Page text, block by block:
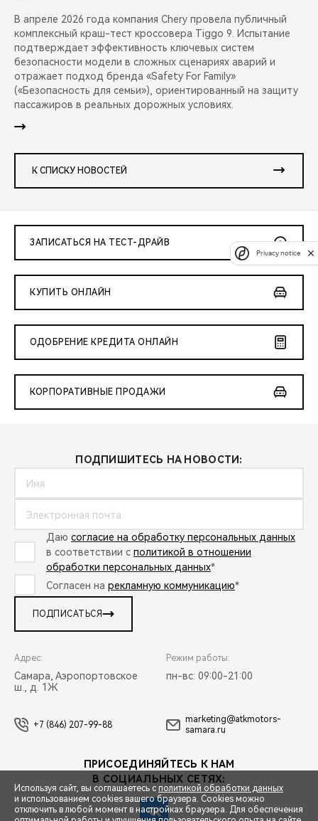
В апреле 2026 года компания Chery провела публичный
комплексный краш-тест кроссовера Tiggo 9. Испытание
подтверждает эффективность ключевых систем
безопасности модели в сложных сценариях аварий и
отражает подход бренда «Safety For Family»
(«Безопасность для семьи»), ориентированный на защиту
пассажиров в реальных дорожных условиях.
К СПИСКУ НОВОСТЕЙ
ЗАПИСАТЬСЯ НА ТЕСТ-ДРАЙВ
КУПИТЬ ОНЛАЙН
ОДОБРЕНИЕ КРЕДИТА ОНЛАЙН
КОРПОРАТИВНЫЕ ПРОДАЖИ
ПОДПИШИТЕСЬ НА НОВОСТИ:
Даю согласие на обработку персональных данных
в соответствии с политикой в отношении
обработки персональных данных*
Согласен на рекламную коммуникацию*
ПОДПИСАТЬСЯ
Адрес:
Самара, Аэропортовское
ш., д. 1Ж
Режим работы:
пн-вс: 09:00-21:00
+7 (846) 207-99-88
marketing@atkmotors-
samara.ru
ПРИСОЕДИНЯЙТЕСЬ К НАМ
В СОЦИАЛЬНЫХ СЕТЯХ:
Используя сайт, вы соглашаетесь с политикой обработки данных
и использованием cookies вашего браузера. Cookies можно
отключить в любой момент в настройках браузера. Для обеспечения
Privacy notice